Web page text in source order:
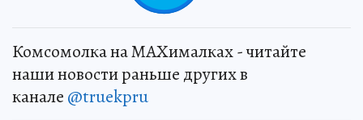
Комсомолка на MAXималках - читайте
наши новости раньше других в
канале @truekpru